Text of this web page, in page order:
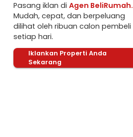
Pasang iklan di Agen BeliRumah.
Mudah, cepat, dan berpeluang
dilihat oleh ribuan calon pembeli
setiap hari.
Iklankan Properti Anda
Sekarang